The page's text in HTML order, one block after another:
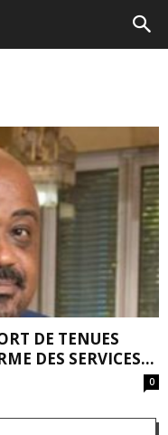
DE TENUES
DES SERVICES...
0